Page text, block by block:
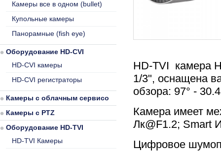
HD-TVI камера
1/3", оснащена
обзора: 97° -
Камера имеет
Лк@F1.2; Smart
Цифровое
Камеры все в одном (bullet)
Купольные камеры
Панорамные (fish eye)
Оборудование HD-CVI
HD-CVI камеры
HD-CVI регистраторы
Камеры с облачным сервисом
Камеры с PTZ
Оборудование HD-TVI
HD-TVI Камеры